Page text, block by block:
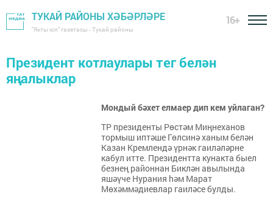
ТУКАЙ РАЙОНЫ ХӘБӘРЛӘРЕ
"Якты юл" газетасы - Тукай районы
16+
Президент котлаулары тег белән
яңалыклар
Мондый бәхет елмаер дип кем уйлаган?
ТР президенты Рөстәм Миңнеханов
тормыш иптәше Гөлсинә ханым белән
Казан Кремлендә үрнәк гаиләләрне
кабул итте. Президентта кунакта быел
безнең районнан Биклән авылында
яшәүче Нурания hәм Марат
Мөхәммәдиевлар гаиләсе булды.